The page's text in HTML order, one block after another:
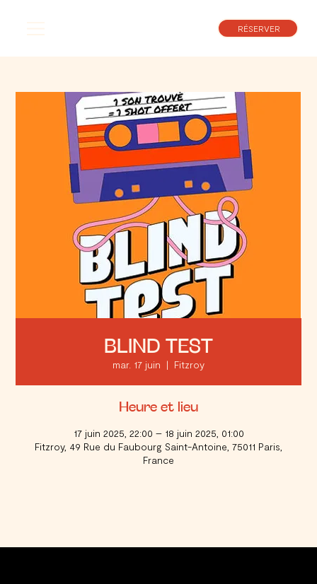
RÉSERVER
BLIND TEST
mar. 17 juin
  |
Fitzroy
Heure et lieu
17 juin 2025, 22:00 – 18 juin 2025, 01:00
Fitzroy, 49 Rue du Faubourg Saint-Antoine, 75011 Paris,
France